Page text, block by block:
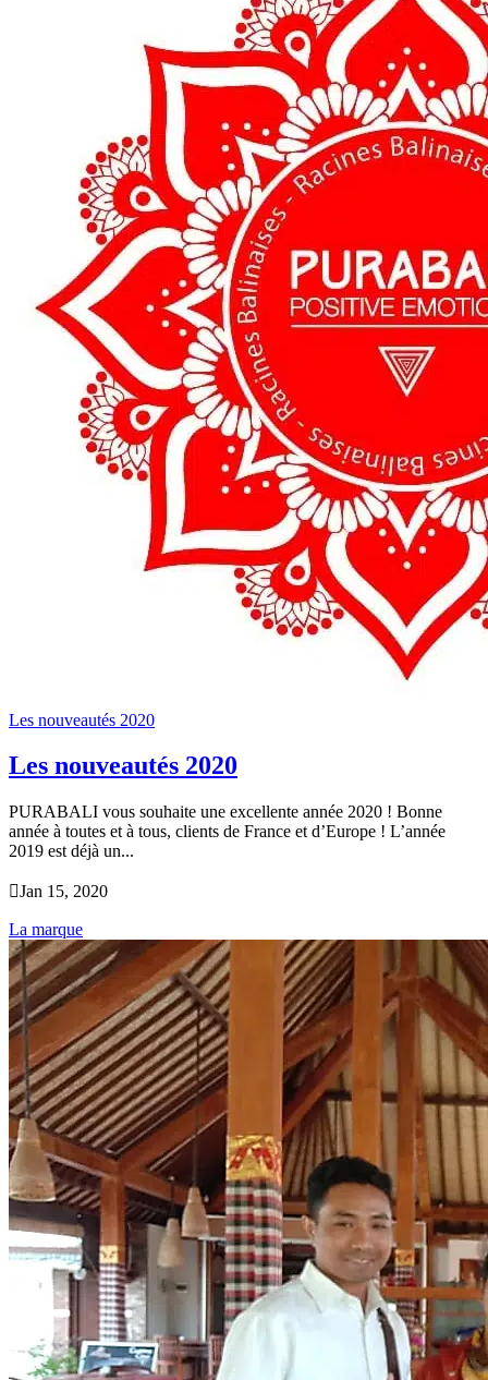
Les nouveautés 2020
Les nouveautés 2020
PURABALI vous souhaite une excellente année 2020 ! Bonne
année à toutes et à tous, clients de France et d’Europe ! L’année
2019 est déjà un...
Jan 15, 2020
La marque